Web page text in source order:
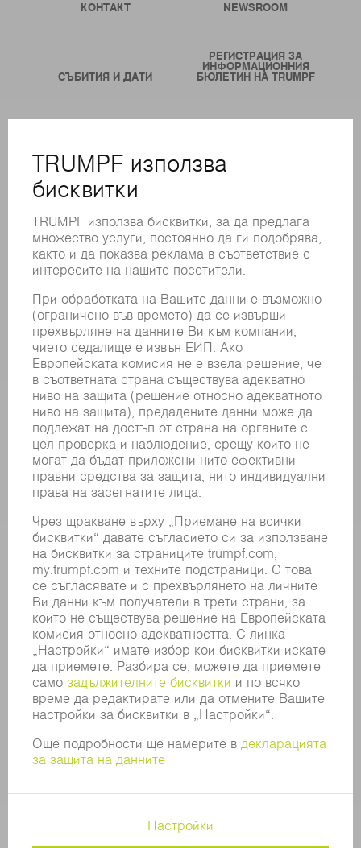
КОНТАКТ NEWSROOM
СЪБИТИЯ И ДАТИ
РЕГИСТРАЦИЯ ЗА
ИНФОРМАЦИОННИЯ
БЮЛЕТИН НА TRUMPF
ОНЛАЙН УСЛУГИ
КОНТАКТИ
ФИЛИАЛИ
РЕГИСТРИРАНЕ ЗА БЮЛЕТИН
MYTRUMPF
ИНФОРМАЦИОННИ ЛИСТОВЕ ЗА БЕЗОПАСНОСТ
ПРОДУКТИ
ЛАЗЕР
СИЛОВА ЕЛЕКТРОНИКА
ЕЛЕКТРИЧЕСКИ ИНСТРУМЕНТИ
SMART FACTORY
СОФТУЕР
УСЛУГИ
ПРИЛОЖЕНИЯ
ОТРАСЛИ
КОМПАНИЯТА
КАРИЕРИ
СВОБОДНИ ПОЗИЦИИ
ПРОФИЛ НА КОМПАНИЯТА
УПРАВИТЕЛЕН СЪВЕТ
ГОДИШЕН ДОКЛАД
БИЗНЕС ПРИНЦИПИ
СЪОТВЕТСТВИЕ
СИСТЕМА ЗА ПОДАВАНЕ НА СИГНАЛИ
SECURITY
ПРЕССЪОБЩЕНИЯ
СПИСАНИЯ
УСТОЙЧИВОСТ
КЛИМАТ И ОКОЛНА СРЕДА
СОЦИАЛНИ ВЪПРОСИ И ОБЩЕСТВО
УПРАВЛЕНИЕ НА КОМПАНИЯТА
ЗАЩИТА НА ДАННИТЕ